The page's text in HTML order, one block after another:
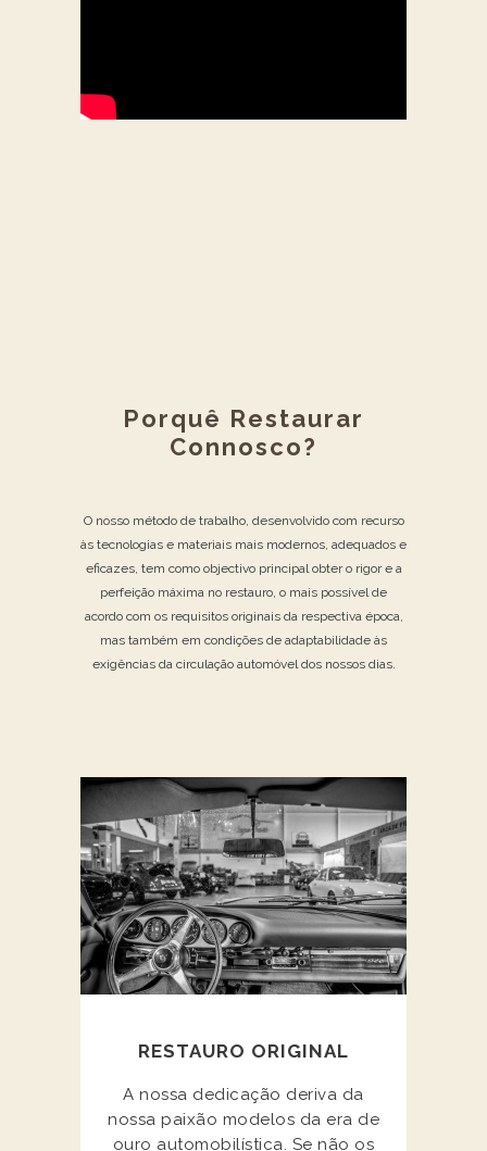
Porquê Restaurar
Connosco?
O nosso método de trabalho, desenvolvido com recurso
às tecnologias e materiais mais modernos, adequados e
eficazes, tem como objectivo principal obter o rigor e a
perfeição máxima no restauro, o mais possível de
acordo com os requisitos originais da respectiva época,
mas também em condições de adaptabilidade às
exigências da circulação automóvel dos nossos dias.
RESTAURO ORIGINAL
A nossa dedicação deriva da
nossa paixão modelos da era de
ouro automobilística. Se não os